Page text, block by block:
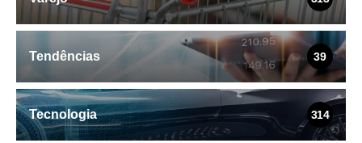
Tendências 39
Tecnologia 314